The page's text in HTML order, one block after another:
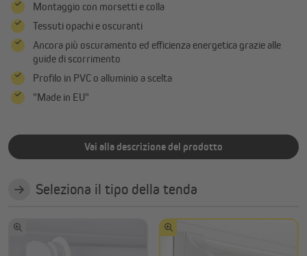
Montaggio con morsetti e colla
Tessuti opachi e oscuranti
Ancora più oscuramento ed efficienza energetica grazie alle
guide di scorrimento
Profilo in PVC o alluminio a scelta
"Made in EU"
Vai alla descrizione del prodotto
Seleziona il tipo della tenda